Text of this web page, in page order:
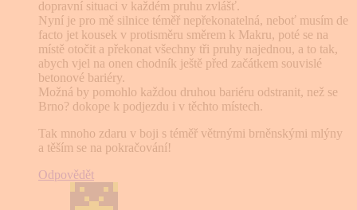
dopravní situaci v každém pruhu zvlášť.
Nyní je pro mě silnice téměř nepřekonatelná, neboť musím de
facto jet kousek v protisměru směrem k Makru, poté se na
místě otočit a překonat všechny tři pruhy najednou, a to tak,
abych vjel na onen chodník ještě před začátkem souvislé
betonové bariéry.
Možná by pomohlo každou druhou bariéru odstranit, než se
Brno? dokope k podjezdu i v těchto místech.
Tak mnoho zdaru v boji s téměř větrnými brněnskými mlýny
a těším se na pokračování!
Odpovědět